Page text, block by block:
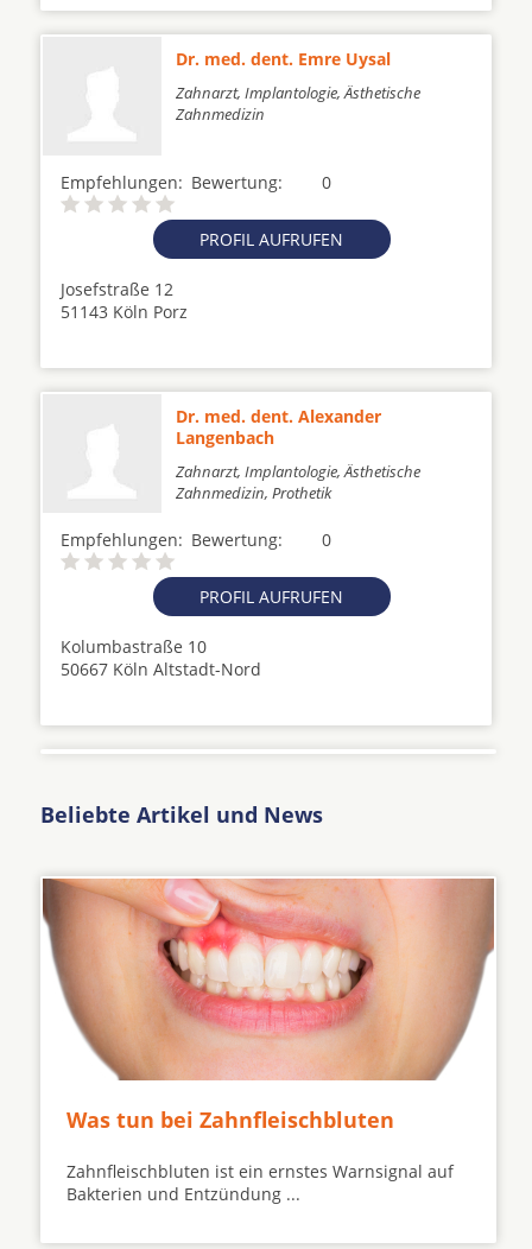
Dr. med. dent. Emre Uysal
Zahnarzt, Implantologie, Ästhetische
Zahnmedizin
Empfehlungen: 0
Bewertung:
PROFIL AUFRUFEN
Josefstraße 12
51143 Köln Porz
Dr. med. dent. Alexander
Langenbach
Zahnarzt, Implantologie, Ästhetische
Zahnmedizin, Prothetik
Empfehlungen: 0
Bewertung:
PROFIL AUFRUFEN
Kolumbastraße 10
50667 Köln Altstadt-Nord
Beliebte Artikel und News
Was tun bei Zahnfleischbluten
Zahnfleischbluten ist ein ernstes Warnsignal auf
Bakterien und Entzündung ...